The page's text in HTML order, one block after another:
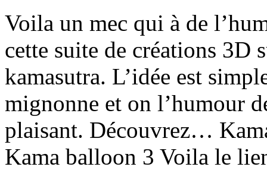
Voila un mec qui à de
cette suite de créations 3D
kamasutra. L’idée est
mignonne et on l’humour
plaisant. Découvrez…
Kama balloon 3 Voila le